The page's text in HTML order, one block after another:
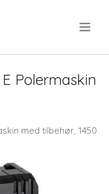
Polermaskin
med tilbehør, 1450